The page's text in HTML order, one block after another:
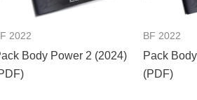
2022
Body Power 2 (2024)
141USD.
BF 2022
Pack
(PDF)